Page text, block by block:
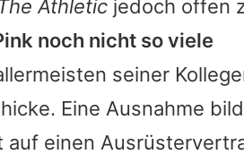
Athletic jedoch offen
noch nicht so viele
seiner
Eine Ausnahme
auf einen